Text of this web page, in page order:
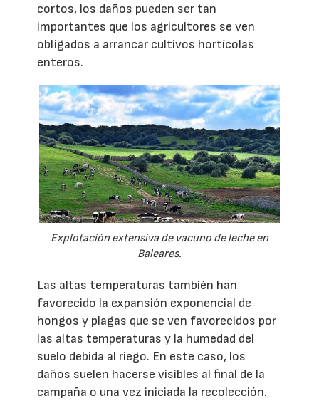
cortos, los daños pueden ser tan
importantes que los agricultores se ven
obligados a arrancar cultivos hortícolas
enteros.
Explotación extensiva de vacuno de leche en
Baleares.
Las altas temperaturas también han
favorecido la expansión exponencial de
hongos y plagas que se ven favorecidos por
las altas temperaturas y la humedad del
suelo debida al riego. En este caso, los
daños suelen hacerse visibles al final de la
campaña o una vez iniciada la recolección.